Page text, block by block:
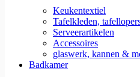
Keukentextiel
Tafelkleden,
Serveerartikelen
Accessoires
glaswerk, kannen &
Badkamer